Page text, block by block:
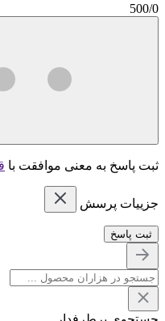
500/0
ثبت پاسخ به معنی موافقت با
جزییات پرسش
ثبت پاسخ